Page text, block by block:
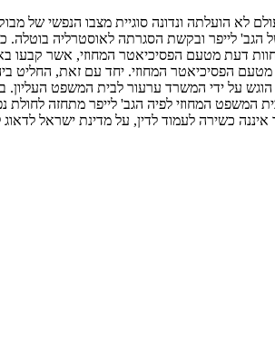
דעת מטעם הפסיכיאטר המחוזי, אשר קבעו
הפסיכיאטר המחוזי. יחד עם זאת, החליט
על ידי המשרד ערעור לבית המשפט
המחוזי לפיה הגב' לייפר מתחזה לחולת נפש
כשירה לעמוד לדין, על מדינת ישראל